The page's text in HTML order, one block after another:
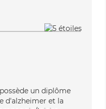
un diplôme
d'alzheimer et la